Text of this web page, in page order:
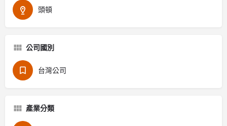
頭頓
公司國別
台灣公司
產業分類